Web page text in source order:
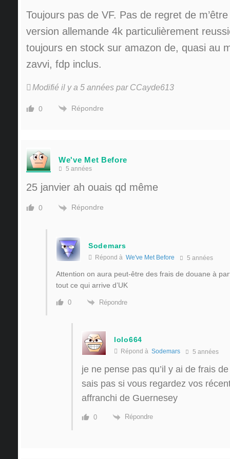
Toujours pas de VF. Pas de regret de
version allemande 4k particulièrement
toujours en stock sur amazon de, quasi au
zavvi, fdp inclus.
Modifié il y a 5 années par CCayde613
0 Répondre
We've Met Before
5 années
25 janvier ah ouais qd même
0 Répondre
Sodemars
Répond à We've Met Before 5 années
Attention on aura peut-être des frais de douane à
tout ce qui arrive d’UK
0 Répondre
lolo664
Répond à Sodemars 5 années
je ne pense pas qu’il y ai de frais
sais pas si vous regardez vos
affranchi de Guernesey
0 Répondre